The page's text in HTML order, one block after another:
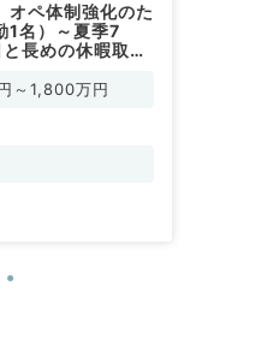
オペ体制強化のた
1名）～夏季7
長めの休暇取得
～1,800万円